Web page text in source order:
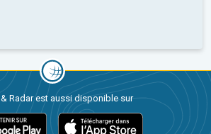
Radar est aussi disponible sur